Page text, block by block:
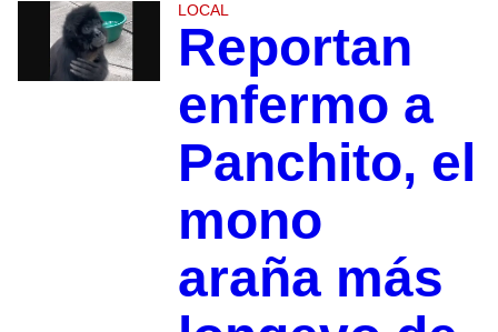
LOCAL
Reportan
enfermo a
Panchito, el
mono
araña más